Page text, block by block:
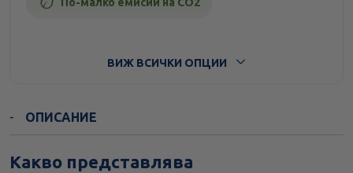
По-малко емисии на CO2
ВИЖ ВСИЧКИ ОПЦИИ
ОПИСАНИЕ
Какво представлява